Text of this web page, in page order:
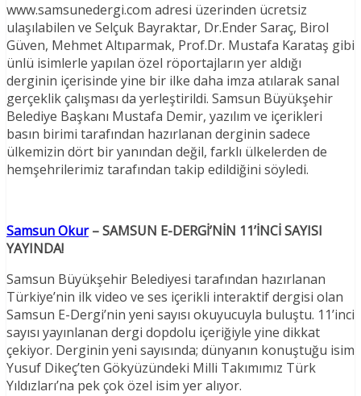
www.samsunedergi.com adresi üzerinden ücretsiz
ulaşılabilen ve Selçuk Bayraktar, Dr.Ender Saraç, Birol
Güven, Mehmet Altıparmak, Prof.Dr. Mustafa Karataş gibi
ünlü isimlerle yapılan özel röportajların yer aldığı
derginin içerisinde yine bir ilke daha imza atılarak sanal
gerçeklik çalışması da yerleştirildi. Samsun Büyükşehir
Belediye Başkanı Mustafa Demir, yazılım ve içerikleri
basın birimi tarafından hazırlanan derginin sadece
ülkemizin dört bir yanından değil, farklı ülkelerden de
hemşehrilerimiz tarafından takip edildiğini söyledi.
Samsun Okur– SAMSUN E-DERGİ’NİN 11’İNCİ SAYISI
YAYINDA!
Samsun Büyükşehir Belediyesi tarafından hazırlanan
Türkiye’nin ilk video ve ses içerikli interaktif dergisi olan
Samsun E-Dergi’nin yeni sayısı okuyucuyla buluştu. 11’inci
sayısı yayınlanan dergi dopdolu içeriğiyle yine dikkat
çekiyor. Derginin yeni sayısında; dünyanın konuştuğu isim
Yusuf Dikeç’ten Gökyüzündeki Milli Takımımız Türk
Yıldızları’na pek çok özel isim yer alıyor.